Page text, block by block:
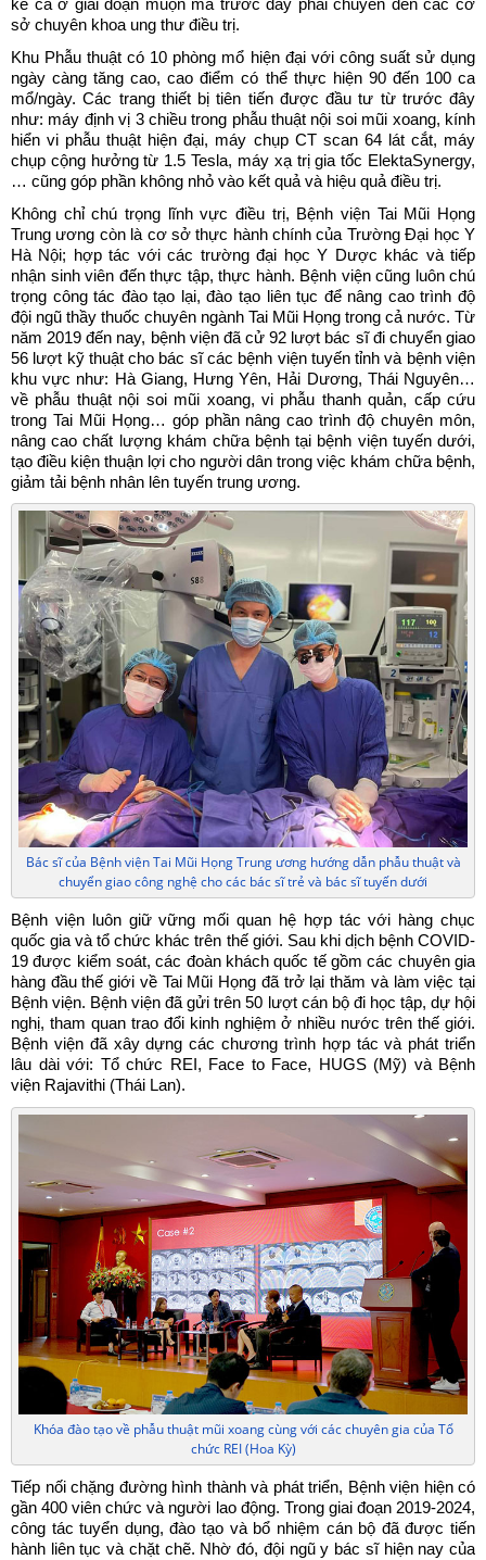
kể cả ở giai đoạn muộn mà trước đây phải chuyển đến các cơ
sở chuyên khoa ung thư điều trị.
Khu Phẫu thuật có 10 phòng mổ hiện đại với công suất sử dụng
ngày càng tăng cao, cao điểm có thể thực hiện 90 đến 100 ca
mổ/ngày. Các trang thiết bị tiên tiến được đầu tư từ trước đây
như: máy định vị 3 chiều trong phẫu thuật nội soi mũi xoang, kính
hiển vi phẫu thuật hiện đại, máy chụp CT scan 64 lát cắt, máy
chụp cộng hưởng từ 1.5 Tesla, máy xạ trị gia tốc ElektaSynergy,
… cũng góp phần không nhỏ vào kết quả và hiệu quả điều trị.
Không chỉ chú trọng lĩnh vực điều trị, Bệnh viện Tai Mũi Họng
Trung ương còn là cơ sở thực hành chính của Trường Đại học Y
Hà Nội; hợp tác với các trường đại học Y Dược khác và tiếp
nhận sinh viên đến thực tập, thực hành. Bệnh viện cũng luôn chú
trọng công tác đào tạo lại, đào tạo liên tục để nâng cao trình độ
đội ngũ thầy thuốc chuyên ngành Tai Mũi Họng trong cả nước. Từ
năm 2019 đến nay, bệnh viện đã cử 92 lượt bác sĩ đi chuyển giao
56 lượt kỹ thuật cho bác sĩ các bệnh viện tuyến tỉnh và bệnh viện
khu vực như: Hà Giang, Hưng Yên, Hải Dương, Thái Nguyên…
về phẫu thuật nội soi mũi xoang, vi phẫu thanh quản, cấp cứu
trong Tai Mũi Họng… góp phần nâng cao trình độ chuyên môn,
nâng cao chất lượng khám chữa bệnh tại bệnh viện tuyến dưới,
tạo điều kiện thuận lợi cho người dân trong việc khám chữa bệnh,
giảm tải bệnh nhân lên tuyến trung ương.
Bác sĩ của Bệnh viện Tai Mũi Họng Trung ương hướng dẫn phẫu thuật và
chuyển giao công nghệ cho các bác sĩ trẻ và bác sĩ tuyến dưới
Bệnh viện luôn giữ vững mối quan hệ hợp tác với hàng chục
quốc gia và tổ chức khác trên thế giới. Sau khi dịch bệnh COVID-
19 được kiểm soát, các đoàn khách quốc tế gồm các chuyên gia
hàng đầu thế giới về Tai Mũi Họng đã trở lại thăm và làm việc tại
Bệnh viện. Bệnh viện đã gửi trên 50 lượt cán bộ đi học tập, dự hội
nghị, tham quan trao đổi kinh nghiệm ở nhiều nước trên thế giới.
Bệnh viện đã xây dựng các chương trình hợp tác và phát triển
lâu dài với: Tổ chức REI, Face to Face, HUGS (Mỹ) và Bệnh
viện Rajavithi (Thái Lan).
Khóa đào tạo về phẫu thuật mũi xoang cùng với các chuyên gia của Tổ
chức REI (Hoa Kỳ)
Tiếp nối chặng đường hình thành và phát triển, Bệnh viện hiện có
gần 400 viên chức và người lao động. Trong giai đoạn 2019-2024,
công tác tuyển dụng, đào tạo và bổ nhiệm cán bộ đã được tiến
hành liên tục và chặt chẽ. Nhờ đó, đội ngũ y bác sĩ hiện nay của